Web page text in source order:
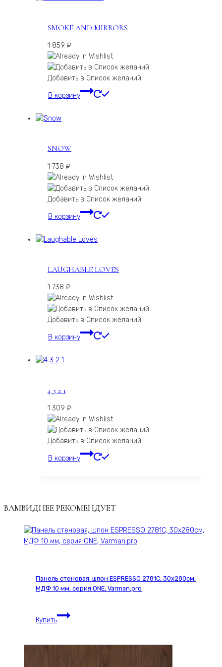
SMOKE AND MIRRORS
1 859 ₽
Добавить в Список желаний
В корзину
SNOW
1 738 ₽
Добавить в Список желаний
В корзину
LAUGHABLE LOVES
1 738 ₽
Добавить в Список желаний
В корзину
4 3 2 1
1 309 ₽
Добавить в Список желаний
В корзину
ВАМВИДНЕЕ РЕКОМЕНДУЕТ
Панель стеновая, шпон ESPRESSO 2781С, 30х280см,
МДФ 10 мм, серия ONE, Varman.pro
Купить
Панель
стеновая,
ESPRESSO